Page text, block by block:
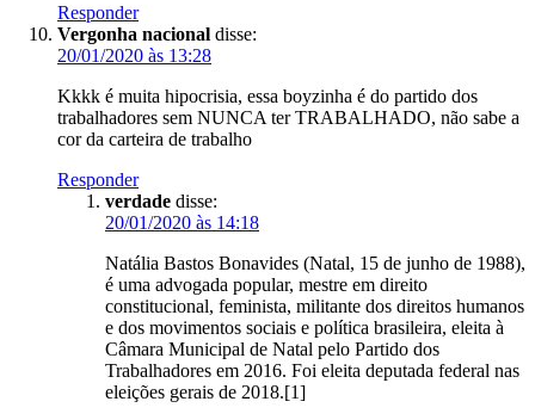
Responder
Vergonha nacional disse:
20/01/2020 às 13:28
Kkkk é muita hipocrisia, essa boyzinha é do partido dos
trabalhadores sem NUNCA ter TRABALHADO, não sabe a
cor da carteira de trabalho
Responder
verdade disse:
20/01/2020 às 14:18
Natália Bastos Bonavides (Natal, 15 de junho de 1988),
é uma advogada popular, mestre em direito
constitucional, feminista, militante dos direitos humanos
e dos movimentos sociais e política brasileira, eleita à
Câmara Municipal de Natal pelo Partido dos
Trabalhadores em 2016. Foi eleita deputada federal nas
eleições gerais de 2018.[1]